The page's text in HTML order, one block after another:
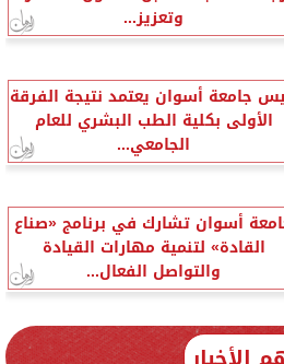
وتعزيز...
جامعة أسوان يعتمد نتيجة الفرقة
الأولى بكلية الطب البشري للعام
الجامعي...
أسوان تشارك في برنامج «صناع
القادة» لتنمية مهارات القيادة
والتواصل الفعال...